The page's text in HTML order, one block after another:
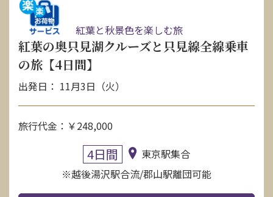
紅葉と秋景色を楽しむ旅
紅葉の奥只見湖クルーズと只見線全線乗車
の旅【4日間】
出発日： 11月3日（火）
旅行代金：￥248,000
4日間
東京駅集合
※越後湯沢駅合流/郡山駅離団可能